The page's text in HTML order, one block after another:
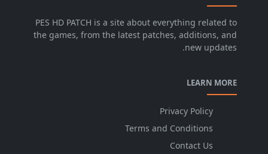
PES HD PATCH is a site about everything related to
the games, from the latest patches, additions, and
new updates.
LEARN MORE
Privacy Policy
Terms and Conditions
Contact Us